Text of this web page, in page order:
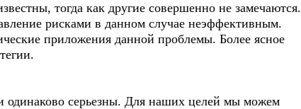
тогда как другие совершенно не замечаются.
рисками в данном случае неэффективным.
приложения данной проблемы. Более ясное
одинаково серьезны. Для наших целей мы можем